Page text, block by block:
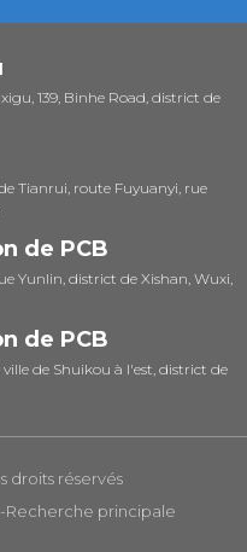
139, Binhe Road, district de
Tianrui, route Fuyuanyi, rue
de PCB
Yunlin, district de Xishan, Wuxi,
de PCB
de Shuikou à l'est, district de
droits réservés
-Recherche principale